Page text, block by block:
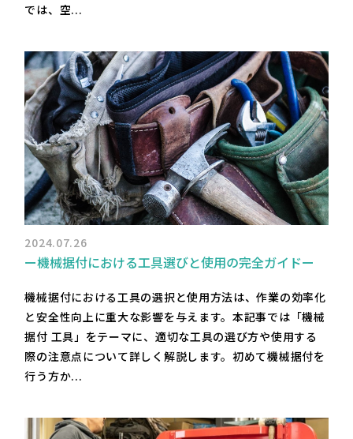
では、空...
2024.07.26
ー機械据付における工具選びと使用の完全ガイドー
機械据付における工具の選択と使用方法は、作業の効率化
と安全性向上に重大な影響を与えます。本記事では「機械
据付 工具」をテーマに、適切な工具の選び方や使用する
際の注意点について詳しく解説します。初めて機械据付を
行う方か...